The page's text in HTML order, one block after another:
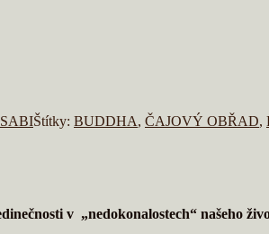
Štítky: BUDDHA, ČAJOVÝ OBŘAD,
v „nedokonalostech“ našeho